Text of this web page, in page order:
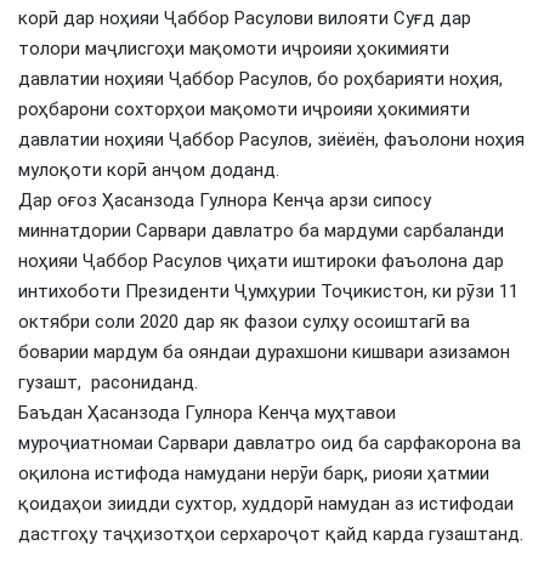
корӣ дар ноҳияи Ҷаббор Расулови вилояти Суғд дар
толори маҷлисгоҳи мақомоти иҷроияи ҳокимияти
давлатии ноҳияи Ҷаббор Расулов, бо роҳбарияти ноҳия,
роҳбарони сохторҳои мақомоти иҷроияи ҳокимияти
давлатии ноҳияи Ҷаббор Расулов, зиёиён, фаъолони ноҳия
мулоқоти корӣ анҷом доданд.
Дар оғоз Ҳасанзода Гулнора Кенҷа арзи сипосу
миннатдории Сарвари давлатро ба мардуми сарбаланди
ноҳияи Ҷаббор Расулов ҷиҳати иштироки фаъолона дар
интихоботи Президенти Ҷумҳурии Тоҷикистон, ки рӯзи 11
октябри соли 2020 дар як фазои сулҳу осоиштагӣ ва
боварии мардум ба ояндаи дурахшони кишвари азизамон
гузашт, расониданд.
Баъдан Ҳасанзода Гулнора Кенҷа муҳтавои
муроҷиатномаи Сарвари давлатро оид ба сарфакорона ва
оқилона истифода намудани нерӯи барқ, риояи ҳатмии
қоидаҳои зиидди сухтор, худдорӣ намудан аз истифодаи
дастгоҳу таҷҳизотҳои серхароҷот қайд карда гузаштанд.